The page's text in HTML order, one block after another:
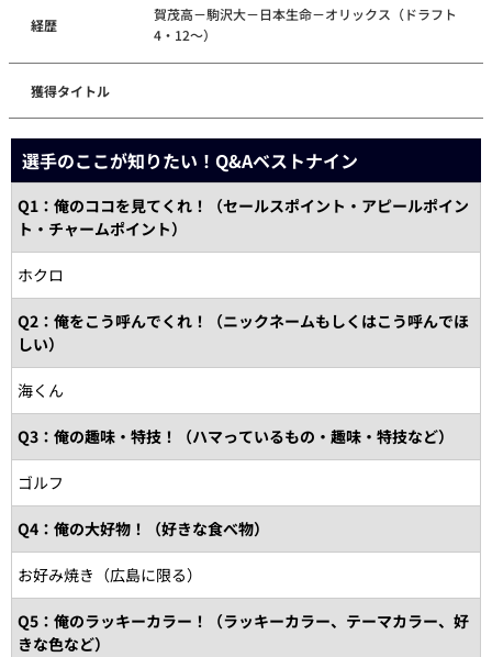
経歴
賀茂高－駒沢大－日本生命－オリックス（ドラフト
4・12～）
獲得タイトル
選手のここが知りたい！Q&Aベストナイン
Q1：俺のココを見てくれ！（セールスポイント・アピールポイン
ト・チャームポイント）
ホクロ
Q2：俺をこう呼んでくれ！（ニックネームもしくはこう呼んでほ
しい）
海くん
Q3：俺の趣味・特技！（ハマっているもの・趣味・特技など）
ゴルフ
Q4：俺の大好物！（好きな食べ物）
お好み焼き（広島に限る）
Q5：俺のラッキーカラー！（ラッキーカラー、テーマカラー、好
きな色など）